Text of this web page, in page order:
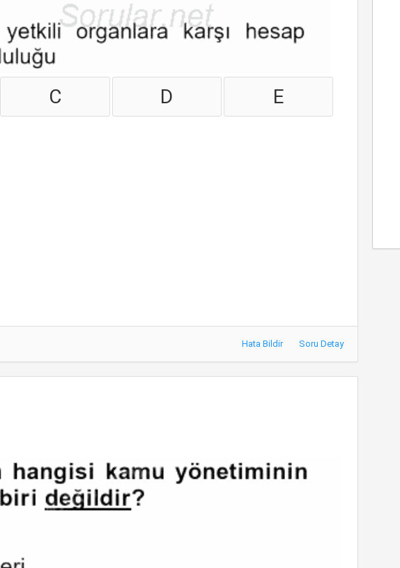
C D E
Hata Bildir Soru Detay